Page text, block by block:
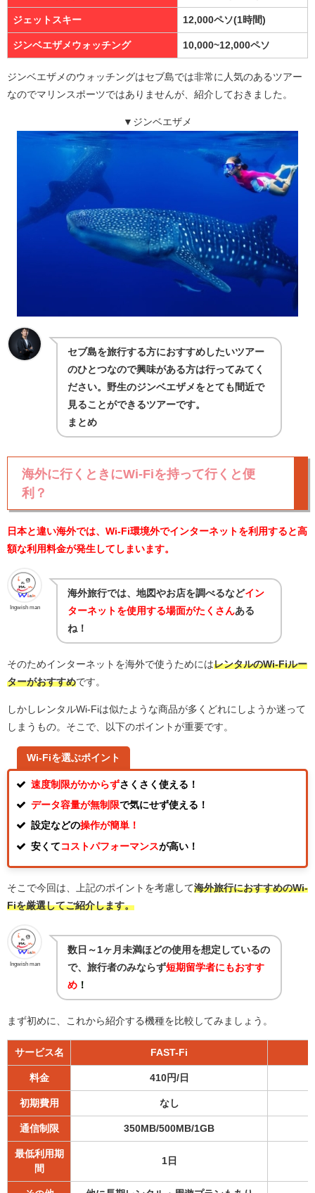
ジェットスキー 12,000ペソ(1時間)
ジンベエザメウォッチング 10,000~12,000ペソ
ジンベエザメのウォッチングはセブ島では非常に人気のあるツアー
なのでマリンスポーツではありませんが、紹介しておきました。
▼ジンベエザメ
セブ島を旅行する方におすすめしたいツアー
のひとつなので興味がある方は行ってみてく
ださい。野生のジンベエザメをとても間近で
見ることができるツアーです。
まとめ
海外に行くときにWi-Fiを持って行くと便
利？
日本と違い海外では、Wi-Fi環境外でインターネットを利用すると高
額な利用料金が発生してしまいます。
Ingwish man
海外旅行では、地図やお店を調べるなどイン
ターネットを使用する場面がたくさんある
ね！
そのためインターネットを海外で使うためにはレンタルのWi-Fiルー
ターがおすすめです。
しかしレンタルWi-Fiは似たような商品が多くどれにしようか迷って
しまうもの。そこで、以下のポイントが重要です。
Wi-Fiを選ぶポイント
速度制限がかからずさくさく使える！
データ容量が無制限で気にせず使える！
設定などの操作が簡単！
安くて コストパフォーマンスが高い！
そこで今回は、上記のポイントを考慮して海外旅行におすすめのWi-
Fiを厳選してご紹介します。
Ingwish man
数日～1ヶ月未満ほどの使用を想定しているの
で、旅行者のみならず短期留学者にもおすす
め ！
まず初めに、これから紹介する機種を比較してみましょう。
サービス名 FAST-Fi
料金 410円/日
初期費用 なし
通信制限 350MB/500MB/1GB
最低利用期
間
1日